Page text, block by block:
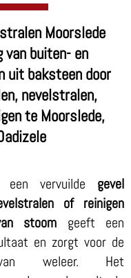
Moorslede
van buiten- en
uit baksteen door
nevelstralen,
te Moorslede,
een vervuilde gevel
of reinigen
stoom geeft een
en zorgt voor de
weleer. Het